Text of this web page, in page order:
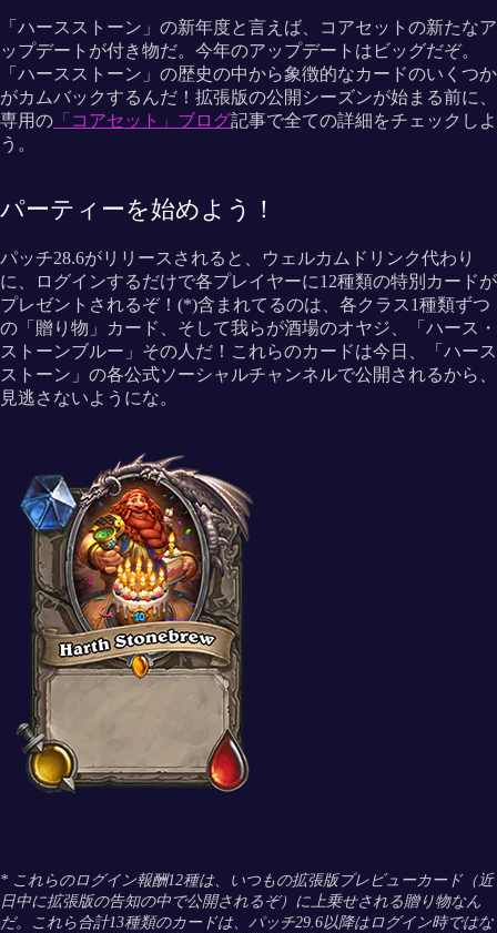
「ハースストーン」の新年度と言えば、コアセットの新たなア
ップデートが付き物だ。今年のアップデートはビッグだぞ。
「ハースストーン」の歴史の中から象徴的なカードのいくつか
がカムバックするんだ！拡張版の公開シーズンが始まる前に、
専用の 「コアセット」ブログ記事で全ての詳細をチェックしよ
う。
パーティーを始めよう！
パッチ28.6がリリースされると、ウェルカムドリンク代わり
に、ログインするだけで各プレイヤーに12種類の特別カードが
プレゼントされるぞ！(*)含まれてるのは、各クラス1種類ずつ
の「贈り物」カード、そして我らが酒場のオヤジ、「ハース・
ストーンブルー」その人だ！これらのカードは今日、「ハース
ストーン」の各公式ソーシャルチャンネルで公開されるから、
見逃さないようにな。
* これらのログイン報酬12種は、いつもの拡張版プレビューカード（近
日中に拡張版の告知の中で公開されるぞ）に上乗せされる贈り物なん
だ。これら合計13種類のカードは、パッチ29.6以降はログイン時ではな